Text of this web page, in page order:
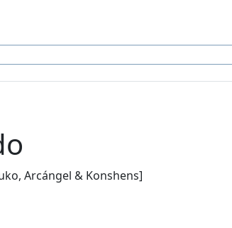
Arcángel & Konshens]